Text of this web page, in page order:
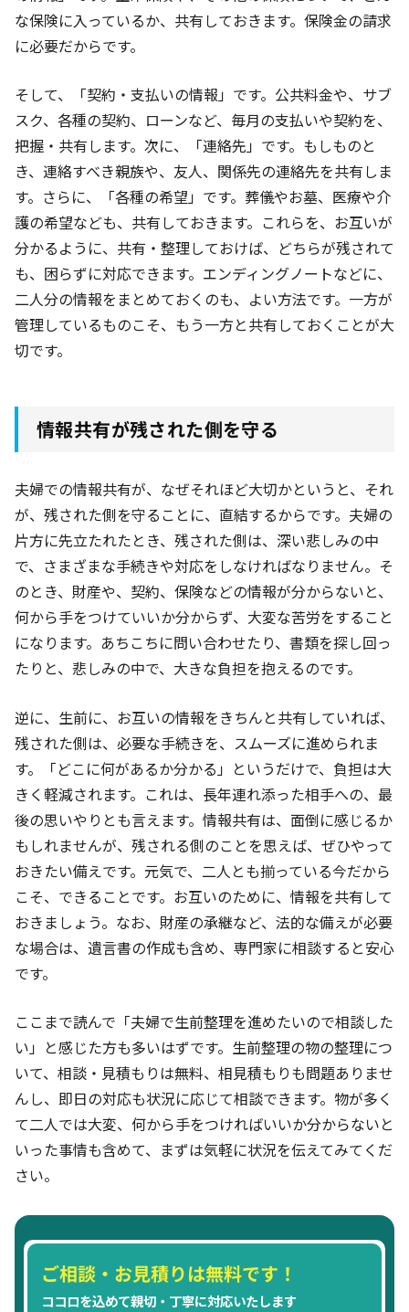
な保険に入っているか、共有しておきます。保険金の請求
に必要だからです。
そして、「契約・支払いの情報」です。公共料金や、サブ
スク、各種の契約、ローンなど、毎月の支払いや契約を、
把握・共有します。次に、「連絡先」です。もしものと
き、連絡すべき親族や、友人、関係先の連絡先を共有しま
す。さらに、「各種の希望」です。葬儀やお墓、医療や介
護の希望なども、共有しておきます。これらを、お互いが
分かるように、共有・整理しておけば、どちらが残されて
も、困らずに対応できます。エンディングノートなどに、
二人分の情報をまとめておくのも、よい方法です。一方が
管理しているものこそ、もう一方と共有しておくことが大
切です。
情報共有が残された側を守る
夫婦での情報共有が、なぜそれほど大切かというと、それ
が、残された側を守ることに、直結するからです。夫婦の
片方に先立たれたとき、残された側は、深い悲しみの中
で、さまざまな手続きや対応をしなければなりません。そ
のとき、財産や、契約、保険などの情報が分からないと、
何から手をつけていいか分からず、大変な苦労をすること
になります。あちこちに問い合わせたり、書類を探し回っ
たりと、悲しみの中で、大きな負担を抱えるのです。
逆に、生前に、お互いの情報をきちんと共有していれば、
残された側は、必要な手続きを、スムーズに進められま
す。「どこに何があるか分かる」というだけで、負担は大
きく軽減されます。これは、長年連れ添った相手への、最
後の思いやりとも言えます。情報共有は、面倒に感じるか
もしれませんが、残される側のことを思えば、ぜひやって
おきたい備えです。元気で、二人とも揃っている今だから
こそ、できることです。お互いのために、情報を共有して
おきましょう。なお、財産の承継など、法的な備えが必要
な場合は、遺言書の作成も含め、専門家に相談すると安心
です。
ここまで読んで「夫婦で生前整理を進めたいので相談した
い」と感じた方も多いはずです。生前整理の物の整理につ
いて、相談・見積もりは無料、相見積もりも問題ありませ
んし、即日の対応も状況に応じて相談できます。物が多く
て二人では大変、何から手をつければいいか分からないと
いった事情も含めて、まずは気軽に状況を伝えてみてくだ
さい。
ご相談・お見積りは無料です！
ココロを込めて親切・丁寧に対応いたします